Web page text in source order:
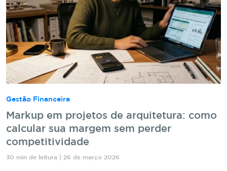
Gestão Financeira
Markup em projetos de arquitetura: como
calcular sua margem sem perder
competitividade
30 min de leitura | 26 de março 2026